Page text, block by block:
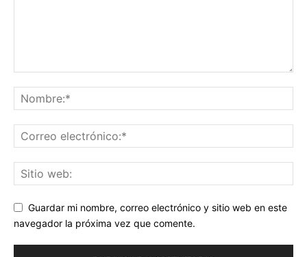
Guardar mi nombre, correo electrónico y sitio web en este
navegador la próxima vez que comente.